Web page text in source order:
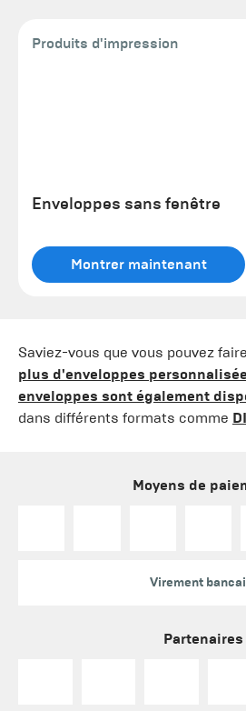
Produits d'impression
Enveloppes sans fenêtre
Montrer maintenant
Saviez-vous que vous pouvez faire
plus d'enveloppes
enveloppes sont également
dans différents formats comme
Moyens de
Virement
Partenaires